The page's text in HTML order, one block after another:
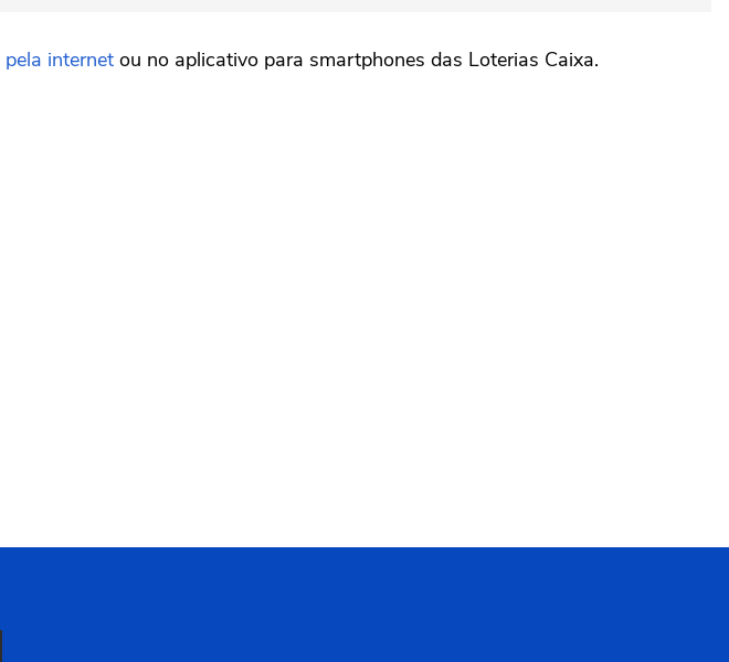
pela internet ou no aplicativo para smartphones das Loterias Caixa.